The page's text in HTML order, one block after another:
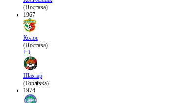
(Полтава)
1967
Колос
(Полтава)
1:1
Шахтар
(Горлівка)
1974